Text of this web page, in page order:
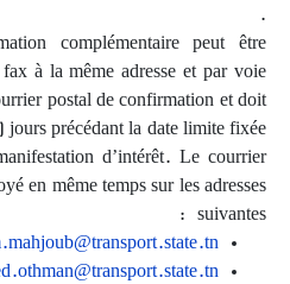
.
complémentaire peut être
à la même adresse et par voie
postal de confirmation et doit
précédant la date limite fixée
d’intérêt. Le courrier
en même temps sur les adresses
suivantes :